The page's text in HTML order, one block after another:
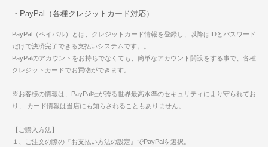
・PayPal（各種クレジットカード対応）
PayPal（ペイパル）とは、クレジットカード情報を登録し、以降はIDとパスワード
だけで決済完了できる支払いシステムです。。
PayPalのアカウントをお持ちでなくても、簡単なアカウント開設をする事で、各種
クレジットカードでお買物ができます。
※お客様の情報は、PayPal社が誇る世界最高水準のセキュリティにより守られてお
り、 カード情報は当店にも知らされることもありません。
【ご購入方法】
１、ご注文の際の『お支払い方法の設定』でPayPalを選択。